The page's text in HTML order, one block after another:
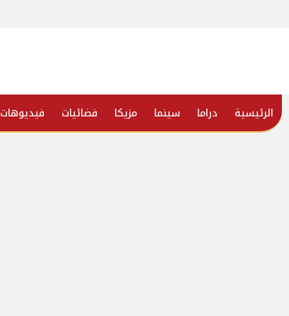
الرئيسية دراما سينما مزيكا فضائيات فيديوهات